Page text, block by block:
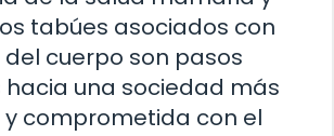
tabúes asociados con
cuerpo son pasos
hacia una sociedad más
comprometida con el